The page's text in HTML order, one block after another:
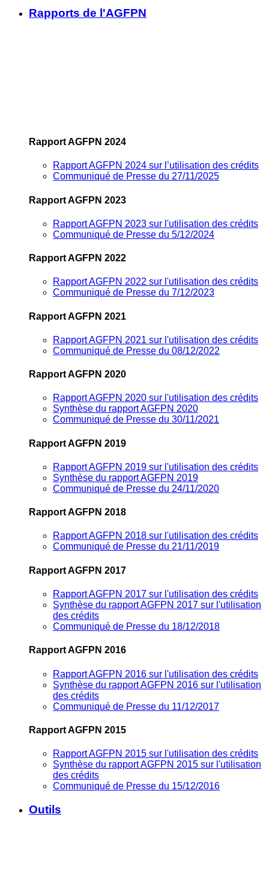
Rapports de l'AGFPN
Rapport AGFPN 2024
Rapport AGFPN 2024 sur l’utilisation des crédits
Communiqué de Presse du 27/11/2025
Rapport AGFPN 2023
Rapport AGFPN 2023 sur l'utilisation des crédits
Communiqué de Presse du 5/12/2024
Rapport AGFPN 2022
Rapport AGFPN 2022 sur l'utilisation des crédits
Communiqué de Presse du 7/12/2023
Rapport AGFPN 2021
Rapport AGFPN 2021 sur l'utilisation des crédits
Communiqué de Presse du 08/12/2022
Rapport AGFPN 2020
Rapport AGFPN 2020 sur l'utilisation des crédits
Synthèse du rapport AGFPN 2020
Communiqué de Presse du 30/11/2021
Rapport AGFPN 2019
Rapport AGFPN 2019 sur l'utilisation des crédits
Synthèse du rapport AGFPN 2019
Communiqué de Presse du 24/11/2020
Rapport AGFPN 2018
Rapport AGFPN 2018 sur l'utilisation des crédits
Communiqué de Presse du 21/11/2019
Rapport AGFPN 2017
Rapport AGFPN 2017 sur l'utilisation des crédits
Synthèse du rapport AGFPN 2017 sur l'utilisation
des crédits
Communiqué de Presse du 18/12/2018
Rapport AGFPN 2016
Rapport AGFPN 2016 sur l'utilisation des crédits
Synthèse du rapport AGFPN 2016 sur l'utilisation
des crédits
Communiqué de Presse du 11/12/2017
Rapport AGFPN 2015
Rapport AGFPN 2015 sur l'utilisation des crédits
Synthèse du rapport AGFPN 2015 sur l'utilisation
des crédits
Communiqué de Presse du 15/12/2016
Outils